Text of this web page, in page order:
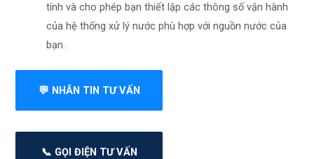
tính và cho phép bạn thiết lập các thông số vận hành
của hệ thống xử lý nước phù hợp với nguồn nước của
bạn.
💬 NHẮN TIN TƯ VẤN
📞 GỌI ĐIỆN TƯ VẤN